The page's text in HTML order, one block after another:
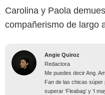
Carolina y Paola
compañerismo de largo
Angie Quiroz
Redactora
Me puedes decir Ang.
Fan de las chicas súper
superar ‘Fleabag’ y ‘I